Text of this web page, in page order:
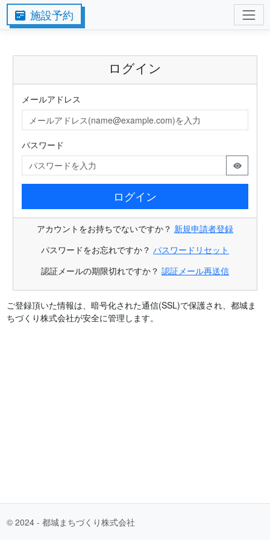
施設予約
ログイン
メールアドレス
パスワード
ログイン
アカウントをお持ちでないですか？ 新規申請者登録
パスワードをお忘れですか？ パスワードリセット
認証メールの期限切れですか？ 認証メール再送信
ご登録頂いた情報は、暗号化された通信(SSL)で保護され、都城ま
ちづくり株式会社が安全に管理します。
© 2024 - 都城まちづくり株式会社